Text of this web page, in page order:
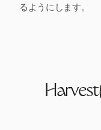
るようにします。